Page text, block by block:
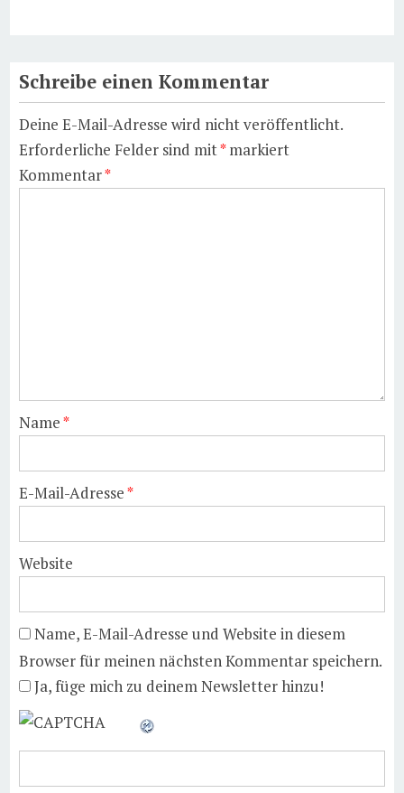
Schreibe einen Kommentar
Deine E-Mail-Adresse wird nicht veröffentlicht.
Erforderliche Felder sind mit*markiert
Kommentar*
Name*
E-Mail-Adresse*
Website
Name, E-Mail-Adresse und Website in diesem
Browser für meinen nächsten Kommentar speichern.
Ja, füge mich zu deinem Newsletter hinzu!